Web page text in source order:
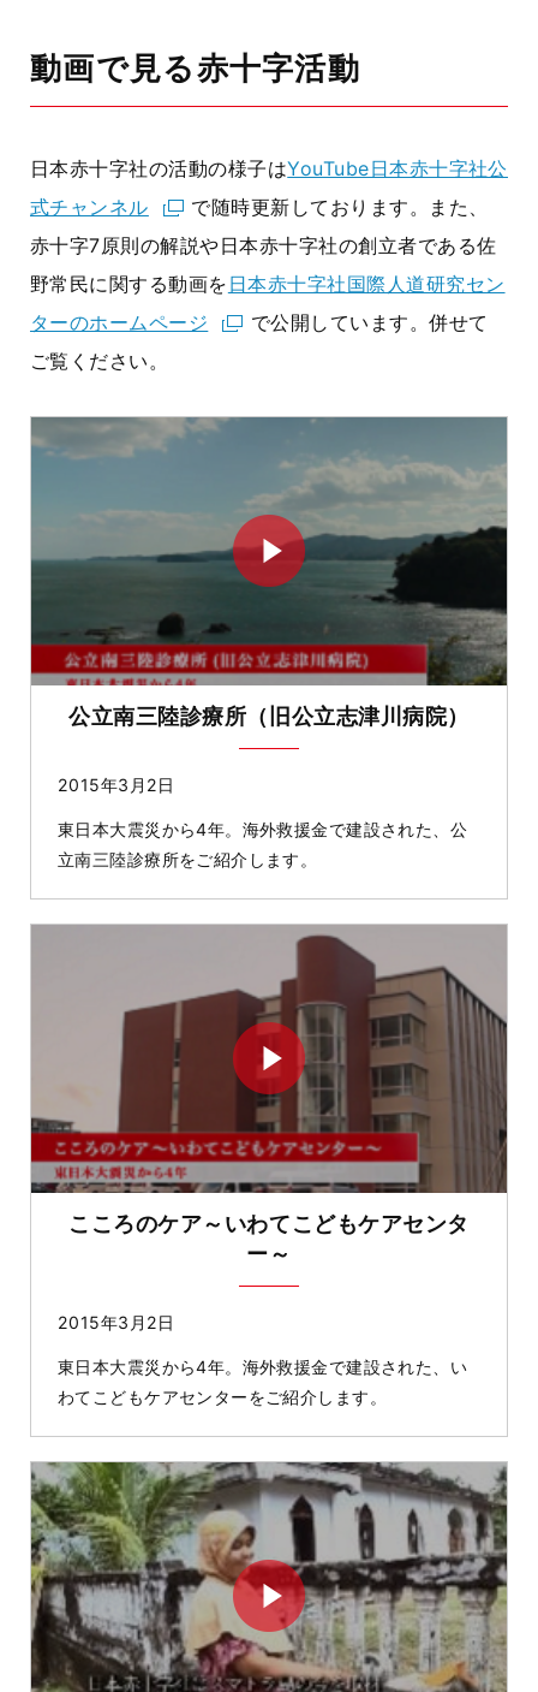
動画で見る赤十字活動
日本赤十字社の活動の様子はYouTube日本赤十字社公
式チャンネル
で随時更新しております。また、
赤十字7原則の解説や日本赤十字社の創立者である佐
野常民に関する動画を 日本赤十字社国際人道研究セン
ターのホームページ
で公開しています。併せて
ご覧ください。
公立南三陸診療所（旧公立志津川病院）
2015年3月2日
東日本大震災から4年。海外救援金で建設された、公
立南三陸診療所をご紹介します。
こころのケア～いわてこどもケアセンタ
ー～
2015年3月2日
東日本大震災から4年。海外救援金で建設された、い
わてこどもケアセンターをご紹介します。